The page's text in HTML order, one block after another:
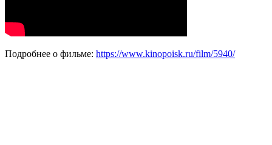
Подробнее о фильме: https://www.kinopoisk.ru/film/5940/